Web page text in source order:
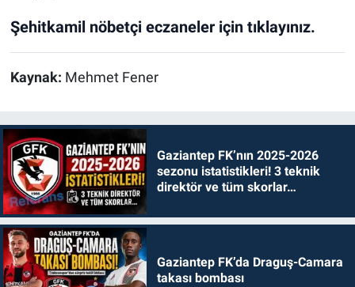
Şehitkamil nöbetçi eczaneler için tıklayınız.
Kaynak: Mehmet Fener
Gaziantep FK’nın 2025-2026
sezonu istatistikleri! 3 teknik
direktör ve tüm skorlar…
Gaziantep FK’da Draguş-Camara
takası bombası